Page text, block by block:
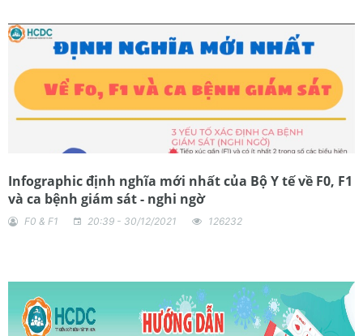
Infographic định nghĩa mới nhất của Bộ Y tế về F0, F1
và ca bệnh giám sát - nghi ngờ
F0 & F1 20:39 - 30/12/2021 126232